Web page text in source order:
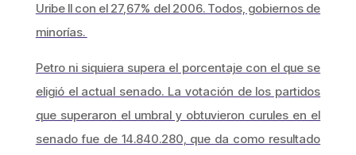
Uribe II con el 27,67% del 2006. Todos, gobiernos de
minorías.
Petro ni siquiera supera el porcentaje con el que se
eligió el actual senado. La votación de los partidos
que superaron el umbral y obtuvieron curules en el
senado fue de 14.840.280, que da como resultado